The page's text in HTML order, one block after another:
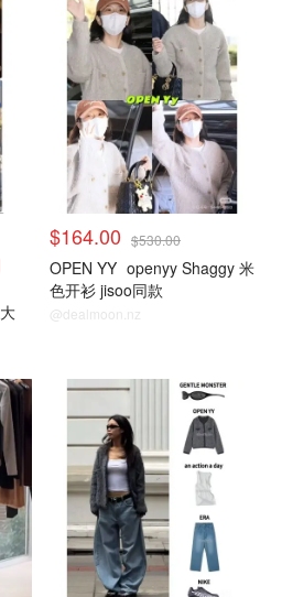
$164.00 $530.00
OPEN YY openyy Shaggy 米
色开衫 jisoo同款
@dealmoon.nz